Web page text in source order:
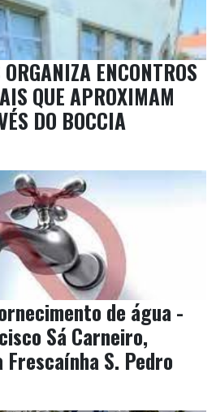
ENCONTROS
QUE APROXIMAM
DO BOCCIA
de água -
Sá Carneiro,
S. Pedro